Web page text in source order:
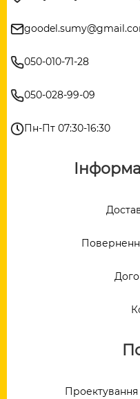
050-010-71-28
050-028-99-09
Пн-Пт 07:30-16:30